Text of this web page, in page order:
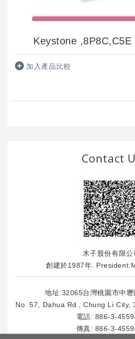
Keystone ,8P8C,C5E
加入產品比較
Contact
木子股份有限公
創建於1987年.
地址:32065台灣桃園市中
No. 57, Dahua Rd., Chung Li City,
電話: 886-3-
傳真: 886-3-